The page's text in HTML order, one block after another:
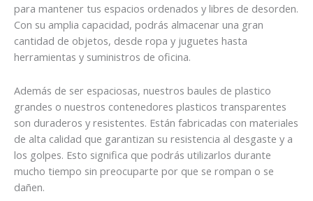
para mantener tus espacios ordenados y libres de desorden.
Con su amplia capacidad, podrás almacenar una gran
cantidad de objetos, desde ropa y juguetes hasta
herramientas y suministros de oficina.
Además de ser espaciosas, nuestros baules de plastico
grandes o nuestros contenedores plasticos transparentes
son duraderos y resistentes. Están fabricadas con materiales
de alta calidad que garantizan su resistencia al desgaste y a
los golpes. Esto significa que podrás utilizarlos durante
mucho tiempo sin preocuparte por que se rompan o se
dañen.